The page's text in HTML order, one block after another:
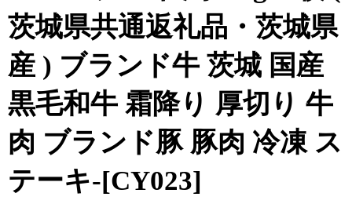
茨城県共通返礼品・茨城県
産 ) ブランド牛 茨城 国産
黒毛和牛 霜降り 厚切り 牛
肉 ブランド豚 豚肉 冷凍 ス
テーキ-[CY023]